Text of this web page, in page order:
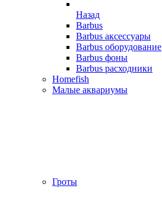
Назад
Barbus
Barbus аксессуары
Barbus оборудование
Barbus фоны
Barbus расходники
Homefish
Малые аквариумы
Гроты